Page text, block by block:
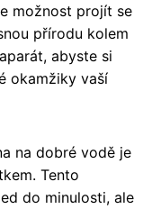
možnost projít se
přírodu kolem
abyste si
okamžiky vaší
na dobré vodě je
Tento
do minulosti, ale